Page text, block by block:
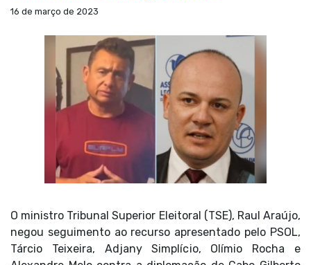
16 de março de 2023
O ministro Tribunal Superior Eleitoral (TSE), Raul Araújo,
negou seguimento ao recurso apresentado pelo PSOL,
Tárcio Teixeira, Adjany Simplício, Olímio Rocha e